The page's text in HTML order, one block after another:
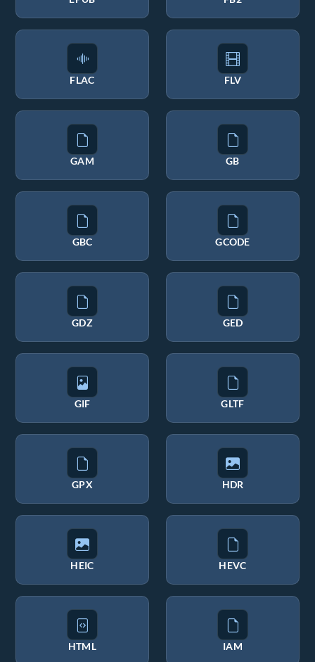
FLAC FLV
GAM GB
GBC GCODE
GDZ GED
GIF GLTF
GPX HDR
HEIC HEVC
HTML IAM